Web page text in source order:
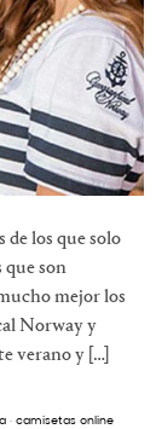
de los que solo
que son
mejor los
Norway y
verano y […]
· camisetas online